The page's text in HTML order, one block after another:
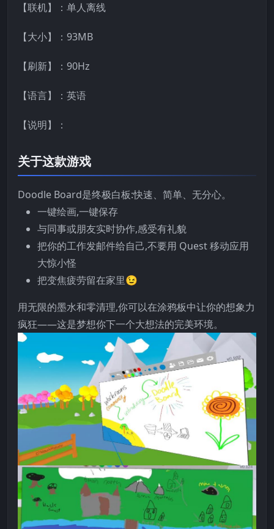
【联机】：单人离线
【大小】：93MB
【刷新】：90Hz
【语言】：英语
【说明】：
关于这款游戏
Doodle Board是终极白板:快速、简单、无分心。
一键绘画,一键保存
与同事或朋友实时协作,感受有礼貌
把你的工作发邮件给自己,不要用 Quest 移动应用
大惊小怪
把变焦疲劳留在家里😉
用无限的墨水和零清理,你可以在涂鸦板中让你的想象力
疯狂——这是梦想你下一个大想法的完美环境。